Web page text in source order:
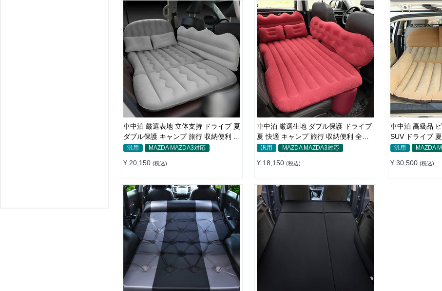
車中泊 厳選表地 立体支持 ドライブ 夏
ダブル保護 キャンプ 旅行 収納便利 取
付簡単 全車種 エアーベッド
汎用 MAZDA MAZDA3対応
¥ 20,150 (税込)
車中泊 厳選生地 ダブル保護 ドライブ
夏 快適 キャンプ 旅行 収納便利 全車
種 多色 エアーベッド
汎用 MAZDA MAZDA3対応
¥ 18,150 (税込)
車中泊 高級品
SUV ドライブ
収納便利 エアー
汎用 MAZDA
¥ 30,500 (税込)